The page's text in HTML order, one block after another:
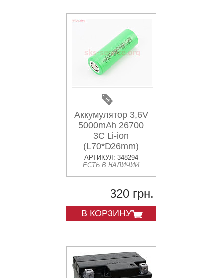
Аккумулятор 3,6V
5000mAh 26700
3C Li-ion
(L70*D26mm)
АРТИКУЛ: 348294
ЕСТЬ В НАЛИЧИИ
320 грн.
В КОРЗИНУ